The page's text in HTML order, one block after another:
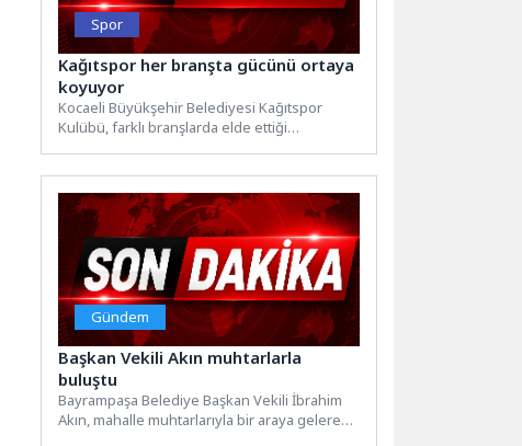
Spor
Kağıtspor her branşta gücünü ortaya
koyuyor
Kocaeli Büyükşehir Belediyesi Kağıtspor
Kulübü, farklı branşlarda elde ettiği
Gündem
Başkan Vekili Akın muhtarlarla
buluştu
Bayrampaşa Belediye Başkan Vekili İbrahim
Akın, mahalle muhtarlarıyla bir araya gelerek